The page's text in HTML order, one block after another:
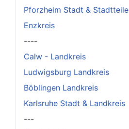
Pforzheim Stadt & Stadtteile
Enzkreis
----
Calw - Landkreis
Ludwigsburg Landkreis
Böblingen Landkreis
Karlsruhe Stadt & Landkreis
---